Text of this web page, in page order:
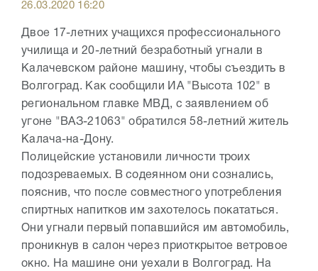
26.03.2020 16:20
Двое 17-летних учащихся профессионального
училища и 20-летний безработный угнали в
Калачевском районе машину, чтобы съездить в
Волгоград. Как сообщили ИА "Высота 102" в
региональном главке МВД, с заявлением об
угоне "ВАЗ-21063" обратился 58-летний житель
Калача-на-Дону.
Полицейские установили личности троих
подозреваемых. В содеянном они сознались,
пояснив, что после совместного употребления
спиртных напитков им захотелось покататься.
Они угнали первый попавшийся им автомобиль,
проникнув в салон через приоткрытое ветровое
окно. На машине они уехали в Волгоград. На